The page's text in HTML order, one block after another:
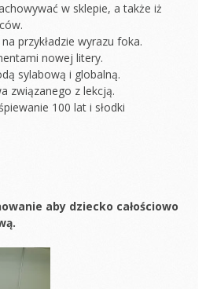
w sklepie, a także iż
przykładzie wyrazu foka.
nowej litery.
sylabową i globalną.
związanego z lekcją.
100 lat i słodki
aby dziecko całościowo